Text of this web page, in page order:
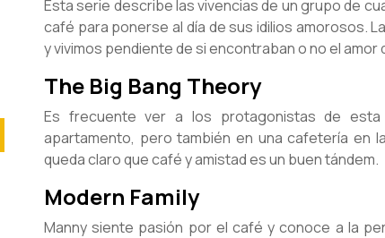
Esta serie describe las vivencias de un grupo de
café para ponerse al día de sus idilios amorosos.
y vivimos pendiente de si encontraban o no el amor
The Big Bang Theory
Es frecuente ver a los protagonistas de
apartamento, pero también en una cafetería en
queda claro que café y amistad es un buen tándem.
Modern Family
Manny siente pasión por el café y conoce a la